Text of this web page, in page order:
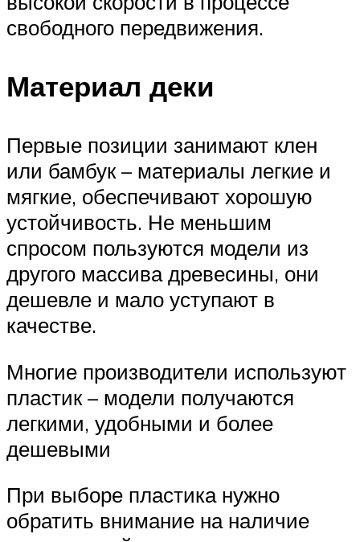
свободного передвижения.
Материал деки
Первые позиции занимают клен
или бамбук – материалы легкие и
мягкие, обеспечивают хорошую
устойчивость. Не меньшим
спросом пользуются модели из
другого массива древесины, они
дешевле и мало уступают в
качестве.
Многие производители используют
пластик – модели получаются
легкими, удобными и более
дешевыми
При выборе пластика нужно
обратить внимание на наличие